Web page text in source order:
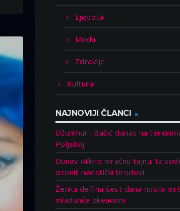
Ljepota
Moda
Zdravlje
Kultura
NAJNOVIJI ČLANCI
Džumhur i Bašić danas na
Poljskoj
Dunav otkrio mračnu tajnu: Iz
izronili nacistički brodovi
Ženka delfina šest dana nosila
mladunče okeanom